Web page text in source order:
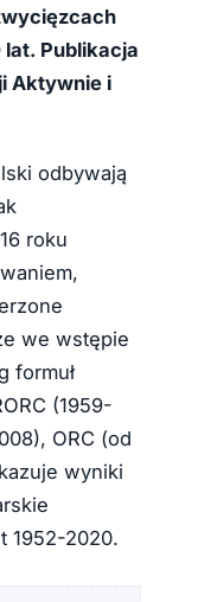
Publikacja
Aktywnie i
odbywają
roku
we wstępie
formuł
(1959-
ORC (od
wyniki
1952-2020.